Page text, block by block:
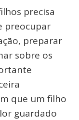
precisa
preocupar
preparar
sobre os
que um filho
guardado